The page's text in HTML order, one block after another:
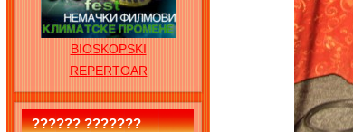
BIOSKOPSKI
REPERTOAR
?????? ???????